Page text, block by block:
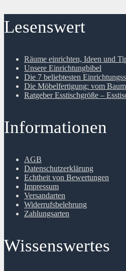
Lesenswert
Räume einrichten, Ideen und
Unsere Einrichtungbibel
Die 7 beliebtesten
Die Möbelfertigung: vom
Ratgeber Esstischgröße –
Informationen
AGB
Datenschutzerklärung
Echtheit von Bewertungen
Impressum
Versandarten
Widerrufsbelehrung
Zahlungsarten
Wissenswertes